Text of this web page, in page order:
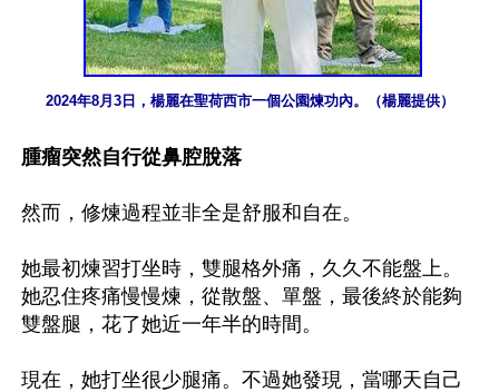
2024年8月3日，楊麗在聖荷西市一個公園煉功內。（楊麗提供）
腫瘤突然自行從鼻腔脫落
然而，修煉過程並非全是舒服和自在。
她最初煉習打坐時，雙腿格外痛，久久不能盤上。
她忍住疼痛慢慢煉，從散盤、單盤，最後終於能夠
雙盤腿，花了她近一年半的時間。
現在，她打坐很少腿痛。不過她發現，當哪天自己